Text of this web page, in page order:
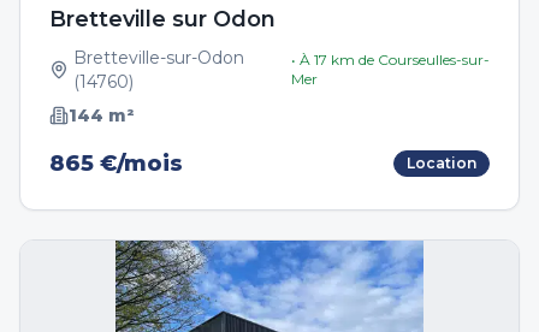
Bretteville sur Odon
Bretteville-sur-Odon
(14760)
• À 17 km de Courseulles-sur-
Mer
144 m²
865 €/mois Location